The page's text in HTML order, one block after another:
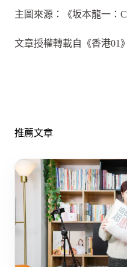
主圖來源：《坂本龍一：
文章授權轉載自《香港01
推薦文章